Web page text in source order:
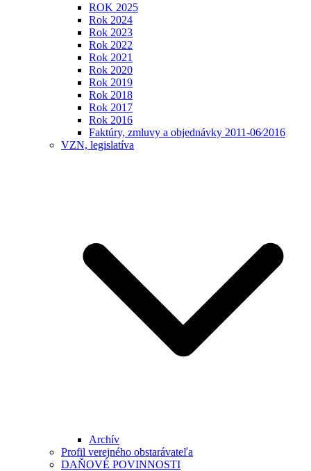
ROK 2025
Rok 2024
Rok 2023
Rok 2022
Rok 2021
Rok 2020
Rok 2019
Rok 2018
Rok 2017
Rok 2016
Faktúry, zmluvy a objednávky 2011-06⁄2016
VZN, legislatíva
Archív
Profil verejného obstarávateľa
DAŇOVÉ POVINNOSTI